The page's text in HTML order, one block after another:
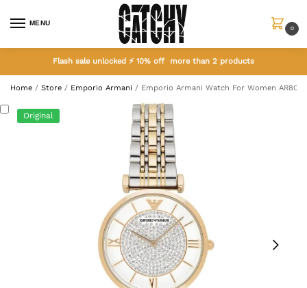
MENU
0
Flash sale unlocked ⚡ 10% off more than 2 products
Home / Store / Emporio Armani / Emporio Armani Watch For Women AR8031
Original